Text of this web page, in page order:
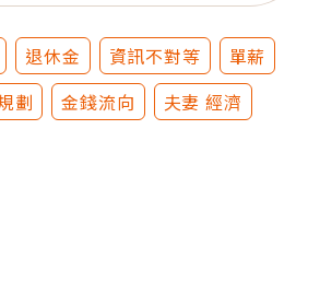
退休金 資訊不對等
單薪
劃 金錢流向
夫妻 經濟